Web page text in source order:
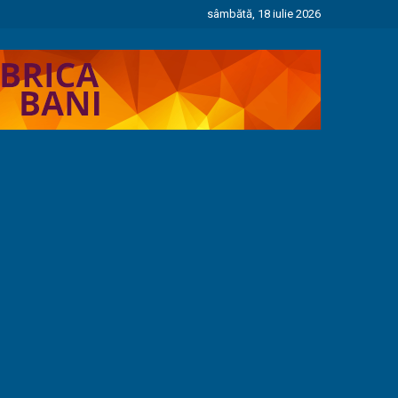
sâmbătă, 18 iulie 2026